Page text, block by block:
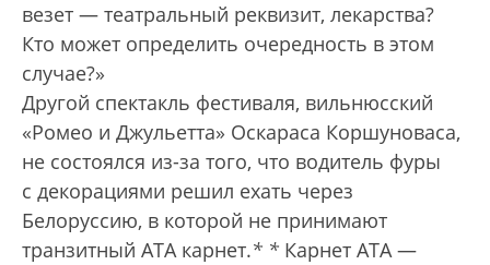
везет — театральный реквизит, лекарства?
Кто может определить очередность в этом
случае?»
Другой спектакль фестиваля, вильнюсский
«Ромео и Джульетта» Оскараса Коршуноваса,
не состоялся из-за того, что водитель фуры
с декорациями решил ехать через
Белоруссию, в которой не принимают
транзитный АТА карнет.* * Карнет АТА —